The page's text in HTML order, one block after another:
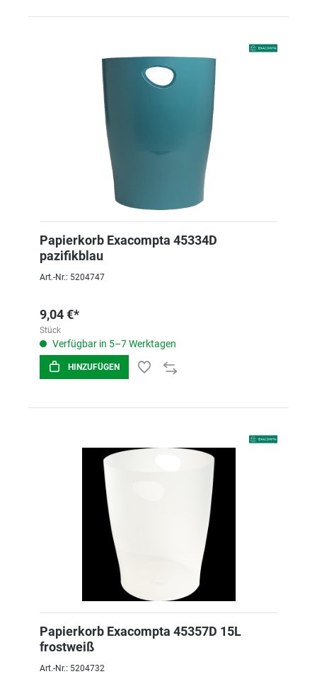
Papierkorb Exacompta 45334D
pazifikblau
Art.-Nr.: 5204747
9,04 €*
Stück
Verfügbar in 5–7 Werktagen
HINZUFÜGEN
Papierkorb Exacompta 45357D 15L
frostweiß
Art.-Nr.: 5204732